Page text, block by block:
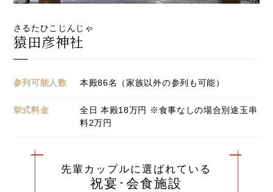
さるたひこじんじゃ
猿田彦神社
参列可能人数 本殿86名（家族以外の参列も可能）
挙式料金
全日 本殿18万円 ※食事なしの場合別途玉串
料2万円
先輩カップルに選ばれている
祝宴･会食施設